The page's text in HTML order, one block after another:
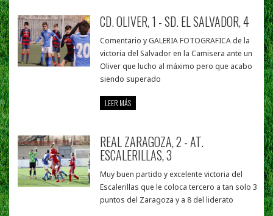
CD. OLIVER, 1 - SD. EL SALVADOR, 4
Comentario y GALERIA FOTOGRAFICA de la
victoria del Salvador en la Camisera ante un
Oliver que lucho al máximo pero que acabo
siendo superado
LEER MÁS
REAL ZARAGOZA, 2 - AT.
ESCALERILLAS, 3
Muy buen partido y excelente victoria del
Escalerillas que le coloca tercero a tan solo 3
puntos del Zaragoza y a 8 del liderato